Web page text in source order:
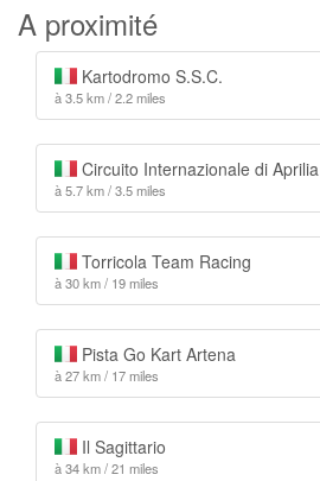
A proximité
Kartodromo S.S.C.
à 3.5 km / 2.2 miles
Circuito Internazionale di Aprilia
à 5.7 km / 3.5 miles
Torricola Team Racing
à 30 km / 19 miles
Pista Go Kart Artena
à 27 km / 17 miles
Il Sagittario
à 34 km / 21 miles